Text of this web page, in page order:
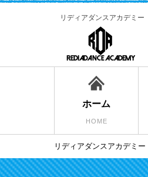
リディアダンスアカデミー
ホーム
HOME
リディアダンスアカデミー